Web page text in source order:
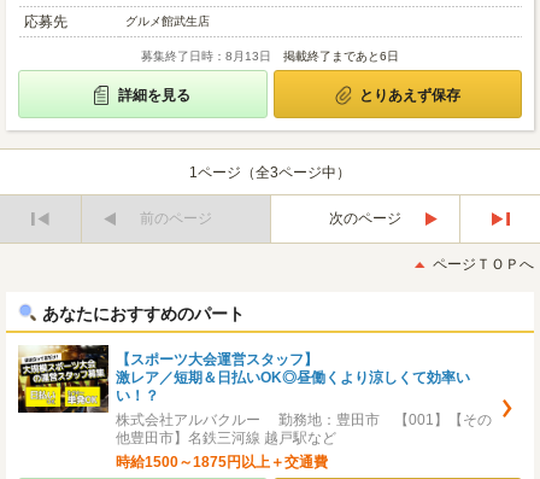
応募先
グルメ館武生店
募集終了日時：8月13日 掲載終了まであと6日
詳細を見る とりあえず保存
1ページ（全3ページ中）
前のページ
次のページ
後
ページＴＯＰへ
あなたにおすすめのパート
【スポーツ大会運営スタッフ】
激レア／短期＆日払いOK◎昼働くより涼しくて効率い
い！？
株式会社アルバクルー 勤務地：豊田市 【001】【その
他豊田市】名鉄三河線 越戸駅など
時給1500～1875円以上＋交通費